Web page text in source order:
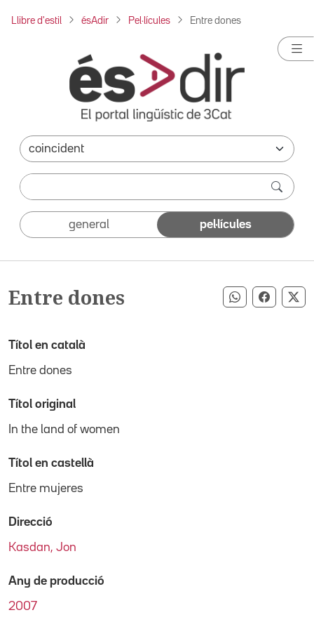
Llibre d'estil ésAdir Pel·lícules Entre dones
general pel·lícules
Entre dones Compartir
Títol en català
Entre dones
Títol original
In the land of women
Títol en castellà
Entre mujeres
Direcció
Kasdan, Jon
Any de producció
2007